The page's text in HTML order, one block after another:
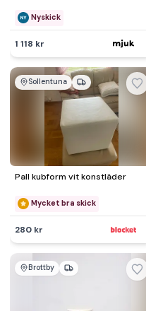
Nyskick
1 118 kr
Sollentuna
Pall kubform vit konstläder
Mycket bra skick
280 kr
Brottby